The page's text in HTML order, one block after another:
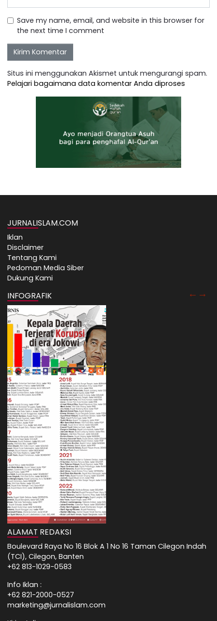
Save my name, email, and website in this browser for
the next time I comment
Situs ini menggunakan Akismet untuk mengurangi spam.
Pelajari bagaimana data komentar Anda diproses
JURNALISLAM.COM
Iklan
Disclaimer
Tentang Kami
Pedoman Media Siber
Dukung Kami
INFOGRAFIK
ALAMAT REDAKSI
Boulevard Raya No 16 Blok A 1 No 16 Taman Cilegon Indah
(TCI), Cilegon, Banten
+62 813-1029-0583
Info Iklan :
+62 821-2000-0527
marketing@jurnalislam.com